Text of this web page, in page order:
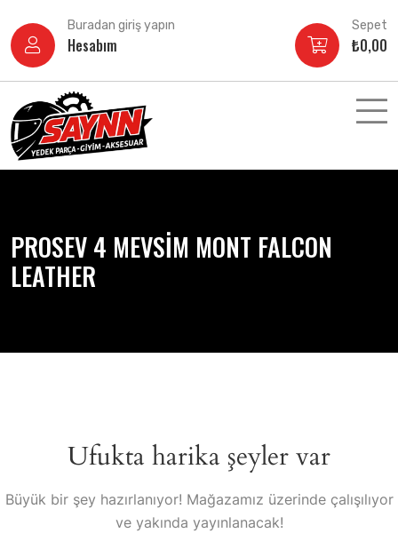
atla
Buradan giriş yapın
Hesabım
Sepet
₺0,00
PROSEV 4 MEVSİM MONT FALCON
LEATHER
Ufukta harika şeyler var
Büyük bir şey hazırlanıyor! Mağazamız üzerinde çalışılıyor
ve yakında yayınlanacak!